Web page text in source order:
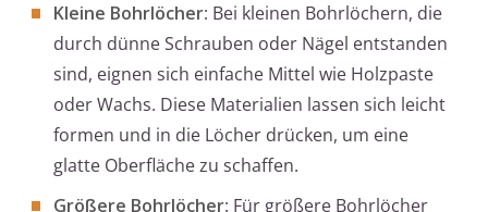
Kleine Bohrlöcher: Bei kleinen Bohrlöchern, die
durch dünne Schrauben oder Nägel entstanden
sind, eignen sich einfache Mittel wie Holzpaste
oder Wachs. Diese Materialien lassen sich leicht
formen und in die Löcher drücken, um eine
glatte Oberfläche zu schaffen.
Größere Bohrlöcher: Für größere Bohrlöcher